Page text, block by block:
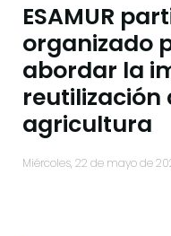
ESAMUR
organizado
abordar la
reutilización
agricultura
miércoles, 22 de mayo de